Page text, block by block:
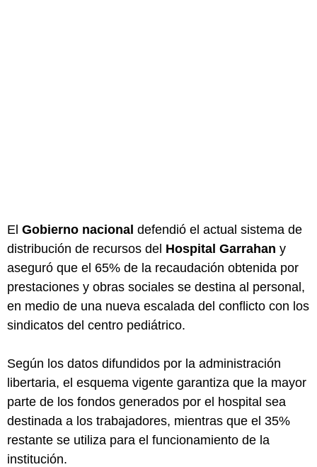
El Gobierno nacional defendió el actual sistema de
distribución de recursos del Hospital Garrahan y
aseguró que el 65% de la recaudación obtenida por
prestaciones y obras sociales se destina al personal,
en medio de una nueva escalada del conflicto con los
sindicatos del centro pediátrico.
Según los datos difundidos por la administración
libertaria, el esquema vigente garantiza que la mayor
parte de los fondos generados por el hospital sea
destinada a los trabajadores, mientras que el 35%
restante se utiliza para el funcionamiento de la
institución.